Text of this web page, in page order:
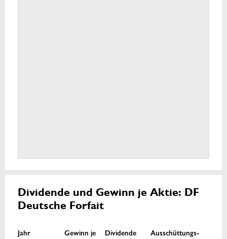
Dividende und Gewinn je Aktie: DF
Deutsche Forfait
Jahr
Gewinn je
Dividende
Ausschüttungs-